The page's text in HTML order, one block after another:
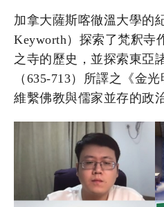
加拿大薩斯喀徹溫大學的
Keyworth）探索了梵釈寺
之寺的歷史，並探索東亞
（635-713）所譯之《金
維繫佛教與儒家並存的政